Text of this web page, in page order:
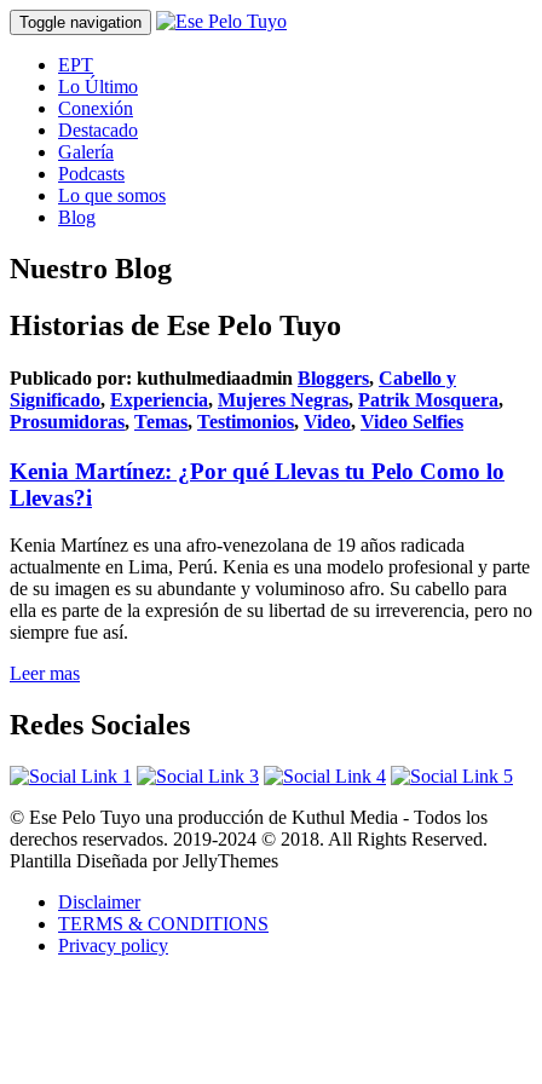
Toggle navigation
EPT
Lo Último
Conexión
Destacado
Galería
Podcasts
Lo que somos
Blog
Nuestro Blog
Historias de Ese Pelo Tuyo
Publicado por: kuthulmediaadmin Bloggers, Cabello y
Significado, Experiencia, Mujeres Negras, Patrik Mosquera,
Prosumidoras, Temas, Testimonios, Video, Video Selfies
Kenia Martínez: ¿Por qué Llevas tu Pelo Como lo
Llevas?i
Kenia Martínez es una afro-venezolana de 19 años radicada
actualmente en Lima, Perú. Kenia es una modelo profesional y parte
de su imagen es su abundante y voluminoso afro. Su cabello para
ella es parte de la expresión de su libertad de su irreverencia, pero no
siempre fue así.
Leer mas
Redes Sociales
© Ese Pelo Tuyo una producción de Kuthul Media - Todos los
derechos reservados. 2019-2024 © 2018. All Rights Reserved.
Plantilla Diseñada por JellyThemes
Disclaimer
TERMS & CONDITIONS
Privacy policy